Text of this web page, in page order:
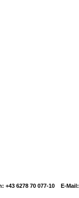
6278 70 077-10 E-Mail: